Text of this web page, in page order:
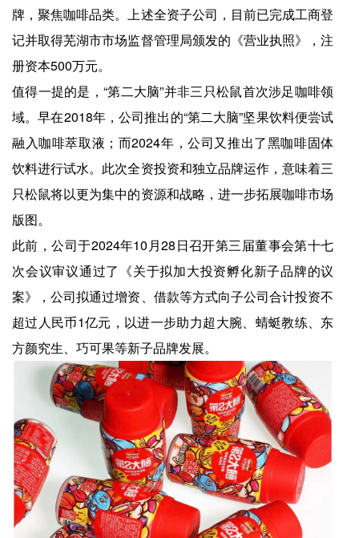
牌，聚焦咖啡品类。上述全资子公司，目前已完成工商登
记并取得芜湖市市场监督管理局颁发的《营业执照》，注
册资本500万元。
值得一提的是，“第二大脑”并非三只松鼠首次涉足咖啡领
域。早在2018年，公司推出的“第二大脑”坚果饮料便尝试
融入咖啡萃取液；而2024年，公司又推出了黑咖啡固体
饮料进行试水。此次全资投资和独立品牌运作，意味着三
只松鼠将以更为集中的资源和战略，进一步拓展咖啡市场
版图。
此前，公司于2024年10月28日召开第三届董事会第十七
次会议审议通过了《关于拟加大投资孵化新子品牌的议
案》，公司拟通过增资、借款等方式向子公司合计投资不
超过人民币1亿元，以进一步助力超大腕、蜻蜓教练、东
方颜究生、巧可果等新子品牌发展。